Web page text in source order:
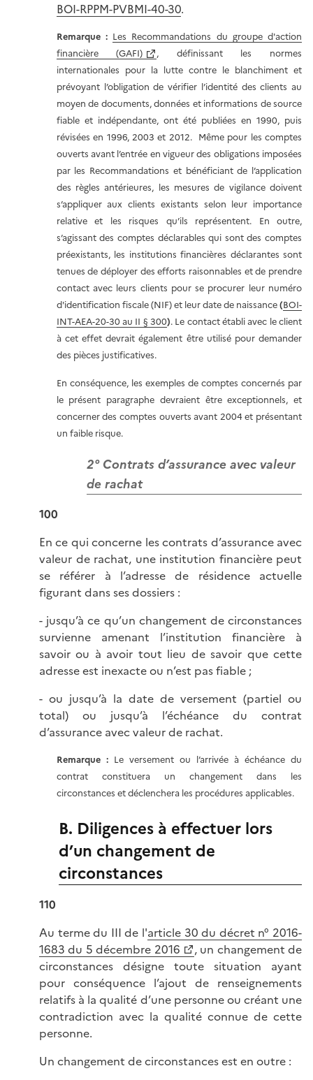
BOI-RPPM-PVBMI-40-30.
Remarque : Les Recommandations du groupe d'action
financière (GAFI)
, définissant les normes
internationales pour la lutte contre le blanchiment et
prévoyant l’obligation de vérifier l’identité des clients au
moyen de documents, données et informations de source
fiable et indépendante, ont été publiées en 1990, puis
révisées en 1996, 2003 et 2012. Même pour les comptes
ouverts avant l’entrée en vigueur des obligations imposées
par les Recommandations et bénéficiant de l’application
des règles antérieures, les mesures de vigilance doivent
s’appliquer aux clients existants selon leur importance
relative et les risques qu’ils représentent. En outre,
s’agissant des comptes déclarables qui sont des comptes
préexistants, les institutions financières déclarantes sont
tenues de déployer des efforts raisonnables et de prendre
contact avec leurs clients pour se procurer leur numéro
d'identification fiscale (NIF) et leur date de naissance(BOI-
INT-AEA-20-30 au II § 300). Le contact établi avec le client
à cet effet devrait également être utilisé pour demander
des pièces justificatives.
En conséquence, les exemples de comptes concernés par
le présent paragraphe devraient être exceptionnels, et
concerner des comptes ouverts avant 2004 et présentant
un faible risque.
2° Contrats d’assurance avec valeur
de rachat
100
En ce qui concerne les contrats d’assurance avec
valeur de rachat, une institution financière peut
se référer à l’adresse de résidence actuelle
figurant dans ses dossiers :
- jusqu’à ce qu’un changement de circonstances
survienne amenant l’institution financière à
savoir ou à avoir tout lieu de savoir que cette
adresse est inexacte ou n’est pas fiable ;
- ou jusqu’à la date de versement (partiel ou
total) ou jusqu’à l’échéance du contrat
d’assurance avec valeur de rachat.
Remarque : Le versement ou l’arrivée à échéance du
contrat constituera un changement dans les
circonstances et déclenchera les procédures applicables.
B. Diligences à effectuer lors
d’un changement de
circonstances
110
Au terme du III de l'article 30 du décret n° 2016-
1683 du 5 décembre 2016
, un changement de
circonstances désigne toute situation ayant
pour conséquence l’ajout de renseignements
relatifs à la qualité d’une personne ou créant une
contradiction avec la qualité connue de cette
personne.
Un changement de circonstances est en outre :